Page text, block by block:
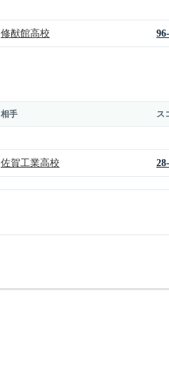
修猷館高校
相手 ス
佐賀工業高校